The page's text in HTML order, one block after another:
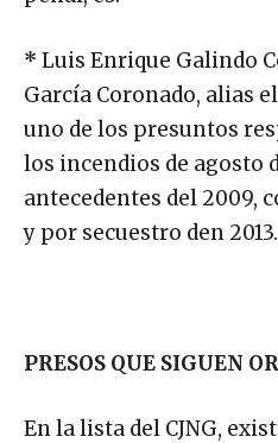
* Luis Enrique Galindo
García Coronado, alias
uno de los presuntos
los incendios de agosto
antecedentes del 2009,
y por secuestro den 2013.
PRESOS QUE SIGUEN
En la lista del CJNG,